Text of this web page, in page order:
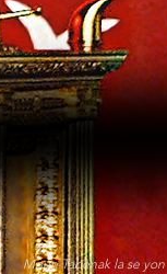
Moun Tabènak la se yon